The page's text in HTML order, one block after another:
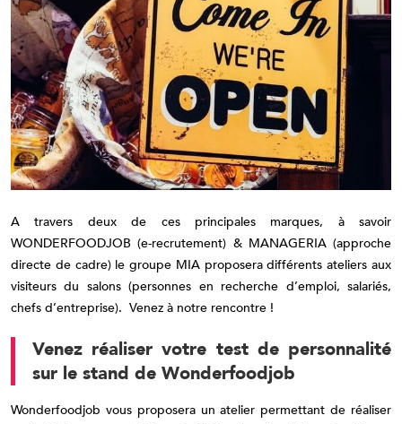
A travers deux de ces principales marques, à savoir
WONDERFOODJOB (e-recrutement) & MANAGERIA (approche
directe de cadre) le groupe MIA proposera différents ateliers aux
visiteurs du salons (personnes en recherche d’emploi, salariés,
chefs d’entreprise). Venez à notre rencontre !
Venez réaliser votre test de personnalité
sur le stand de Wonderfoodjob
Wonderfoodjob vous proposera un atelier permettant de réaliser